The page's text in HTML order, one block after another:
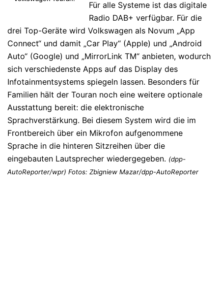
Für alle Systeme ist das digitale
Radio DAB+ verfügbar. Für die
drei Top-Geräte wird Volkswagen als Novum „App
Connect“ und damit „Car Play“ (Apple) und „Android
Auto“ (Google) und „MirrorLink TM“ anbieten, wodurch
sich verschiedenste Apps auf das Display des
Infotainmentsystems spiegeln lassen. Besonders für
Familien hält der Touran noch eine weitere optionale
Ausstattung bereit: die elektronische
Sprachverstärkung. Bei diesem System wird die im
Frontbereich über ein Mikrofon aufgenommene
Sprache in die hinteren Sitzreihen über die
eingebauten Lautsprecher wiedergegeben. (dpp-
AutoReporter/wpr) Fotos: Zbigniew Mazar/dpp-AutoReporter